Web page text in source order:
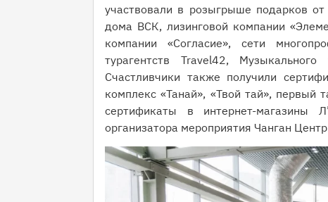
участвовали в розыгрыше подарков
дома ВСК, лизинговой компании
компании «Согласие», сети
турагентств Travel42,
Счастливчики также получили
комплекс «Танай», «Твой тай», первый
сертификаты в интернет-магазины
организатора мероприятия Чанган